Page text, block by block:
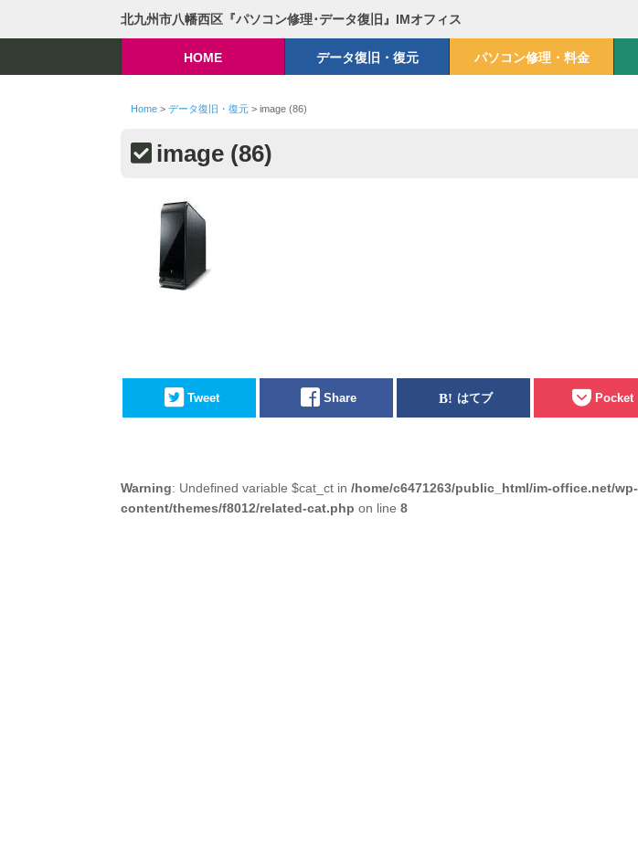
北九州市八幡西区『パソコン修理･データ復旧』IMオフィス
HOME データ復旧・復元 パソコン修理・料金
Home> データ復旧・復元> image (86)
image (86)
Tweet Share はてブ Pocket
Warning: Undefined variable $cat_ct in /home/c6471263/public_html/im-office.net/wp-
content/themes/f8012/related-cat.php on line 8